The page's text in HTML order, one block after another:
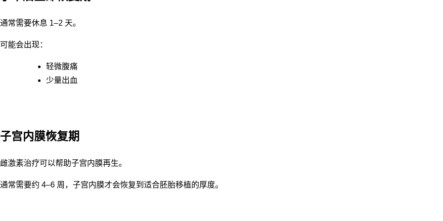
通常需要休息 1–2 天。
可能会出现：
轻微腹痛
少量出血
子宫内膜恢复期
雌激素治疗可以帮助子宫内膜再生。
通常需要约 4–6 周，子宫内膜才会恢复到适合胚胎移植的厚度。